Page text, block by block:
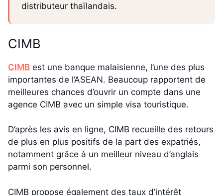
distributeur thaïlandais.
CIMB
CIMB est une banque malaisienne, l’une des plus
importantes de l’ASEAN. Beaucoup rapportent de
meilleures chances d’ouvrir un compte dans une
agence CIMB avec un simple visa touristique.
D’après les avis en ligne, CIMB recueille des retours
de plus en plus positifs de la part des expatriés,
notamment grâce à un meilleur niveau d’anglais
parmi son personnel.
CIMB propose également des taux d’intérêt